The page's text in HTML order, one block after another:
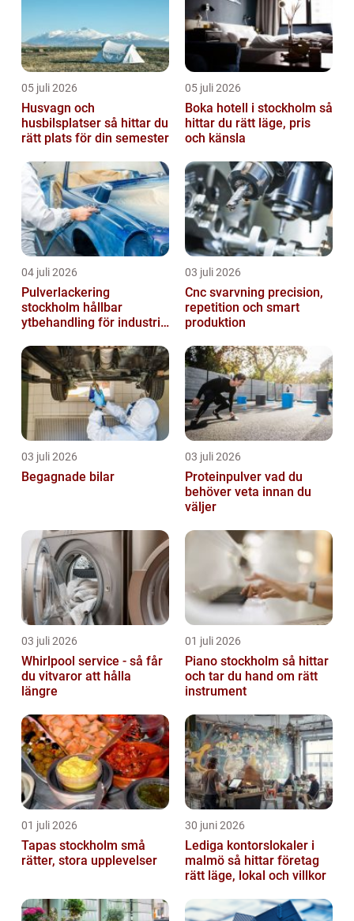
05 juli 2026
Husvagn och
husbilsplatser så hittar du
rätt plats för din semester
05 juli 2026
Boka hotell i stockholm så
hittar du rätt läge, pris
och känsla
04 juli 2026
Pulverlackering
stockholm hållbar
ytbehandling för industri
03 juli 2026
Cnc svarvning precision,
repetition och smart
produktion
03 juli 2026
Begagnade bilar
03 juli 2026
Proteinpulver vad du
behöver veta innan du
väljer
03 juli 2026
Whirlpool service - så får
du vitvaror att hålla
längre
01 juli 2026
Piano stockholm så hittar
och tar du hand om rätt
instrument
01 juli 2026
Tapas stockholm små
rätter, stora upplevelser
30 juni 2026
Lediga kontorslokaler i
malmö så hittar företag
rätt läge, lokal och villkor